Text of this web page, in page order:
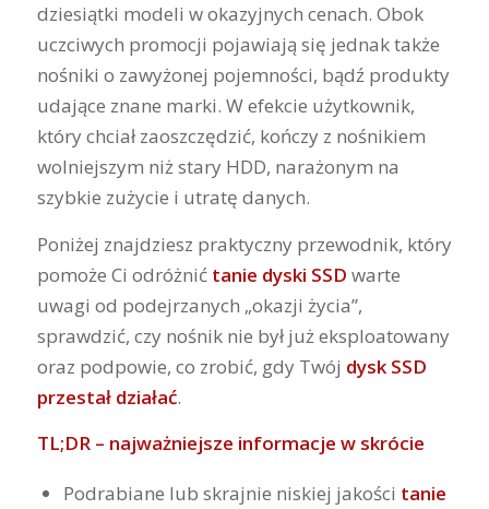
dziesiątki modeli w okazyjnych cenach. Obok
uczciwych promocji pojawiają się jednak także
nośniki o zawyżonej pojemności, bądź produkty
udające znane marki. W efekcie użytkownik,
który chciał zaoszczędzić, kończy z nośnikiem
wolniejszym niż stary HDD, narażonym na
szybkie zużycie i utratę danych.
Poniżej znajdziesz praktyczny przewodnik, który
pomoże Ci odróżnić tanie dyski SSD warte
uwagi od podejrzanych „okazji życia”,
sprawdzić, czy nośnik nie był już eksploatowany
oraz podpowie, co zrobić, gdy Twój dysk SSD
przestał działać.
TL;DR – najważniejsze informacje w skrócie
Podrabiane lub skrajnie niskiej jakości tanie